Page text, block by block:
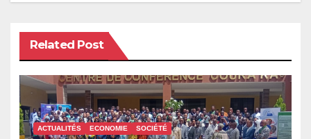
Related Post
ACTUALITÉS ECONOMIE SOCIÉTÉ